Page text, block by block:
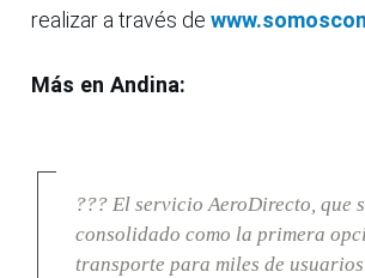
realizar a través de
Más en Andina:
??? El servicio AeroDirecto, que
consolidado como la primera
transporte para miles de